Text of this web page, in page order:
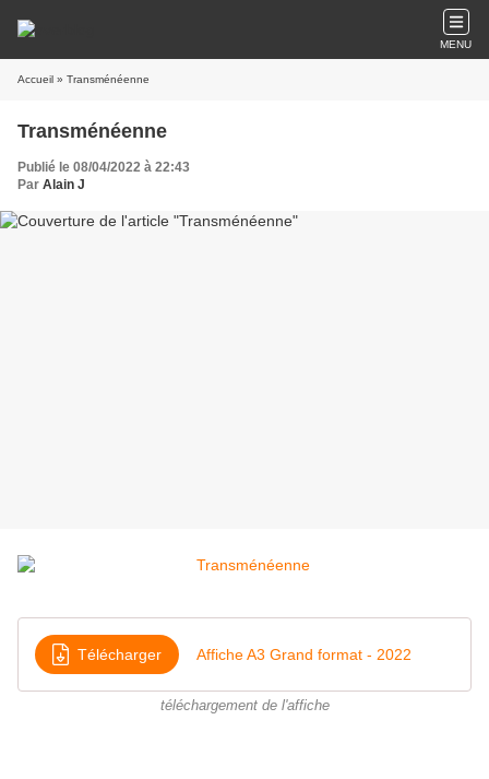
MENU
Accueil » Transménéenne
Transménéenne
Publié le 08/04/2022 à 22:43
Par Alain J
Télécharger Affiche A3 Grand format - 2022
téléchargement de l'affiche